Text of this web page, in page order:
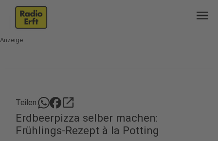
menu
Anzeige
Teilen: open_in_new
Erdbeerpizza selber machen:
Frühlings-Rezept à la Potting